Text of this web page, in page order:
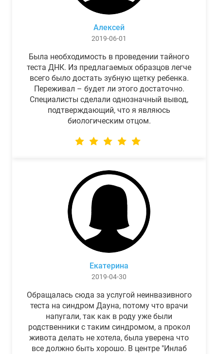
Алексей
2019-06-01
Была необходимость в проведении тайного
теста ДНК. Из предлагаемых образцов легче
всего было достать зубную щетку ребенка.
Переживал – будет ли этого достаточно.
Специалисты сделали однозначный вывод,
подтверждающий, что я являюсь
биологическим отцом.
Екатерина
2019-04-30
Обращалась сюда за услугой неинвазивного
теста на синдром Дауна, потому что врачи
напугали, так как в роду уже были
родственники с таким синдромом, а прокол
живота делать не хотела, была уверена что
все должно быть хорошо. В центре "Инлаб